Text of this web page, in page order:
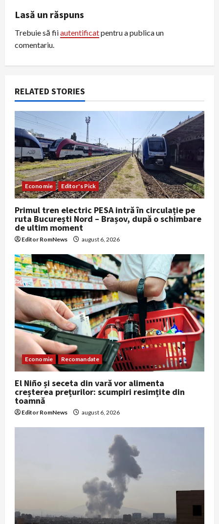
a
v
i
g
a
t
i
o
n
Lasă un răspuns
Trebuie să fiiautentificatpentru a publica un
comentariu.
RELATED STORIES
Economie Editor's Pick
Primul tren electric PESA intră în circulație pe
ruta București Nord – Brașov, după o schimbare
de ultim moment
Editor RomNews august 6, 2026
Economie Recomandate
El Niño și seceta din vară vor alimenta
creșterea prețurilor: scumpiri resimțite din
toamnă
Editor RomNews august 6, 2026